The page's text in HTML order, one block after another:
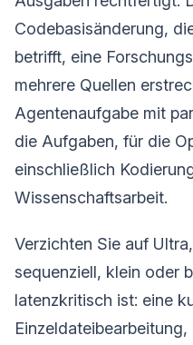
Codebasisänderung,
betrifft, eine
mehrere Quellen
Agentenaufgabe mit
die Aufgaben, für die
einschließlich
Wissenschaftsarbeit.
Verzichten Sie auf
sequenziell, klein oder
latenzkritisch ist: eine